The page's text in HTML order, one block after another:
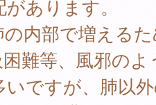
あります。
内部で増える
難等、風邪の
ですが、肺以